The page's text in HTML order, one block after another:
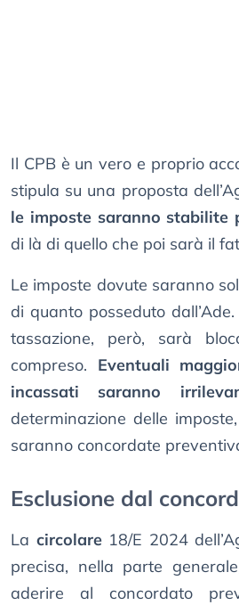
Il CPB è un vero e proprio
stipula su una proposta
le imposte saranno stabilite
di là di quello che poi sarà il
Le imposte dovute saranno
di quanto posseduto
tassazione, però, sarà
compreso. Eventuali
incassati saranno
determinazione delle
saranno concordate
Esclusione dal
La circolare18/E 2024
precisa, nella parte
aderire al concordato